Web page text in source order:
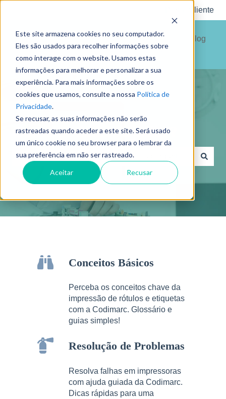
Este site armazena cookies no seu computador.
Eles são usados para recolher informações sobre
como interage com o website. Usamos estas
informações para melhorar e personalizar a sua
experiência. Para mais informações sobre os
cookies que usamos, consulte a nossa Política de
Privacidade.
Se recusar, as suas informações não serão
rastreadas quando aceder a este site. Será usado
um único cookie no seu browser para o lembrar da
sua preferência em não ser rastreado.
Aceitar Recusar
Portal Cliente
Simular
Orçamento
Recursos
Úteis
Blog
Como podemos ajudar?
Não existem sugestões porque o campo de pesquisa
Conceitos Básicos
Perceba os conceitos chave da
impressão de rótulos e etiquetas
com a Codimarc. Glossário e
guias simples!
Resolução de Problemas
Resolva falhas em impressoras
com ajuda guiada da Codimarc.
Dicas rápidas para uma